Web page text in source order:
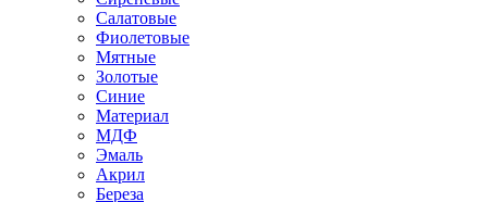
Салатовые
Фиолетовые
Мятные
Золотые
Синие
Материал
МДФ
Эмаль
Акрил
Береза